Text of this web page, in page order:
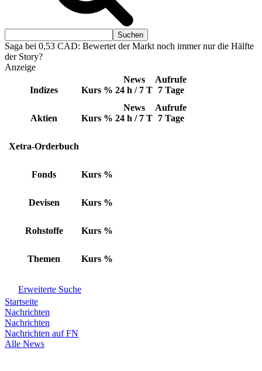
Saga bei 0,53 CAD: Bewertet der Markt noch immer nur die Hälfte
der Story?
Anzeige
Indizes Kurs %
News
24 h / 7 T
Aufrufe
7 Tage
Aktien Kurs %
News
24 h / 7 T
Aufrufe
7 Tage
Xetra-Orderbuch
Fonds Kurs %
Devisen Kurs %
Rohstoffe Kurs %
Themen Kurs %
Erweiterte Suche
Startseite
Nachrichten
Nachrichten
Nachrichten auf FN
Alle News